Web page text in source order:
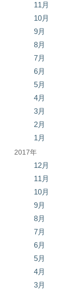
11月
10月
9月
8月
7月
6月
5月
4月
3月
2月
1月
2017年
12月
11月
10月
9月
8月
7月
6月
5月
4月
3月